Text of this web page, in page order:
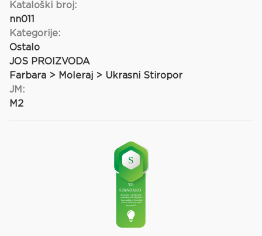
Kataloški broj:
nn011
Kategorije:
Ostalo
JOS PROIZVODA
Farbara > Moleraj > Ukrasni Stiropor
JM:
M2